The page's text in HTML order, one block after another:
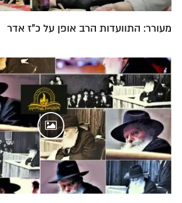
מעורר: התוועדות הרב אופן על כ"ז אדר